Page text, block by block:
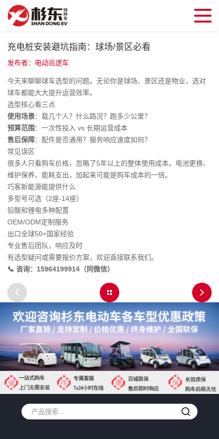
充电桩安装避坑指南：球场/景区必看
发布者：电动巡逻车
今天来聊聊球车选型的问题。无论你是球场、景区还是物业，选对
球车都能大大提升运营效率。
选型核心看三点
使用场景：载几个人？什么路况？跑多少公里？
预算范围 ：一次性投入 vs 长期运营成本
售后保障：配件是否通用？服务响应速度如何？
常见误区
很多人只看购车价格，忽略了5年以上的整体使用成本。电池更换、
维护保养、能耗支出，加起来可能是购车成本的一倍。
巧客新能源能提供什么
多型号可选（2座-14座）
铅酸和锂电多种配置
OEM/ODM定制服务
出口全球50+国家经验
专业售后团队，响应及时
有选型疑问或需要报价方案，欢迎直接联系我们。
📞 咨询：15964199914（同微信）